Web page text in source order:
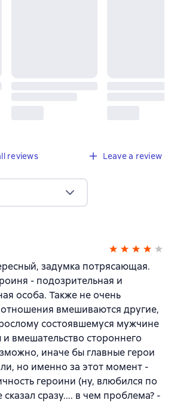
reviews Leave a review
задумка потрясающая.
- подозрительная и
особа. Также не очень
отношения вмешиваются другие,
состоявшемуся мужчине
вмешательство стороннего
иначе бы главные герои
но именно за этот момент -
героини (ну, влюбился по
сказал сразу.... в чем проблема? -